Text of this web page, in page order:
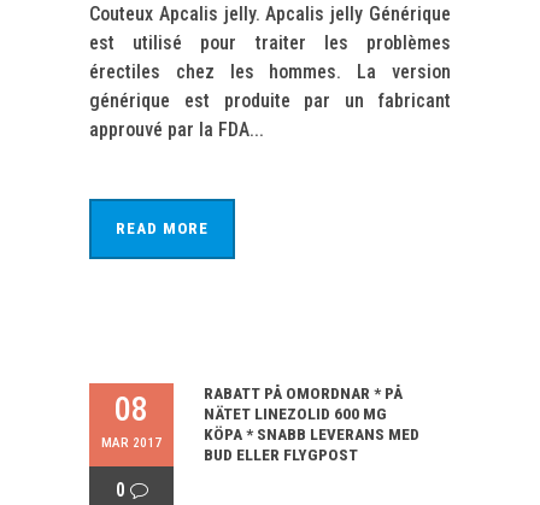
Couteux Apcalis jelly. Apcalis jelly Générique
est utilisé pour traiter les problèmes
érectiles chez les hommes. La version
générique est produite par un fabricant
approuvé par la FDA...
READ MORE
08
MAR 2017
0
RABATT PÅ OMORDNAR * PÅ
NÄTET LINEZOLID 600 MG
KÖPA * SNABB LEVERANS MED
BUD ELLER FLYGPOST